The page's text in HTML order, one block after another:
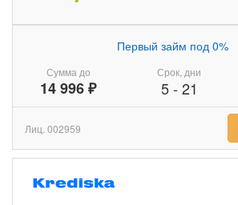
Сумма до
14 996 ₽
Первый займ под 0%
Срок, дни
5- 21
Лиц. 002959